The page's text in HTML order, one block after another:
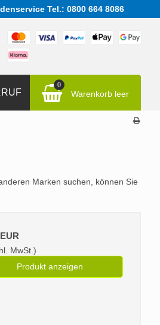
Tel.: 0800 664 8086
0
Warenkorb leer
Marken suchen, können Sie
MwSt.)
Produkt anzeigen